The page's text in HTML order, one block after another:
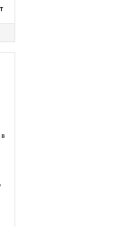
в